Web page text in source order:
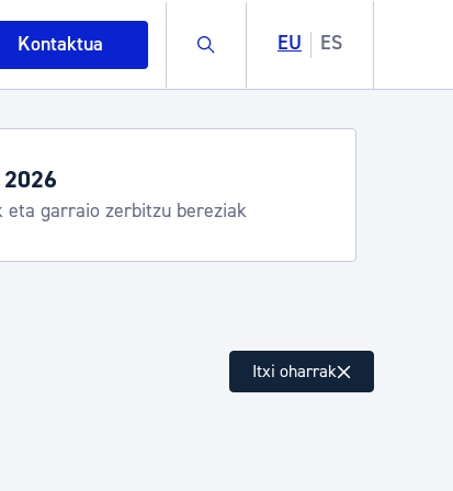
Kontaktua Buscar EU ES
eta ingurumena
eta garraio zerbitzu bereziak
Itxi oharrak